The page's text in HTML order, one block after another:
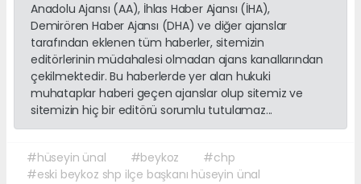
Anadolu Ajansı (AA), İhlas Haber Ajansı (İHA),
Demirören Haber Ajansı (DHA) ve diğer ajanslar
tarafından eklenen tüm haberler, sitemizin
editörlerinin müdahalesi olmadan ajans kanallarından
çekilmektedir. Bu haberlerde yer alan hukuki
muhataplar haberi geçen ajanslar olup sitemiz ve
sitemizin hiç bir editörü sorumlu tutulamaz...
#hüseyin ünal #beykoz
#chp
#eski beykoz shp ilçe başkanı hüseyin ünal